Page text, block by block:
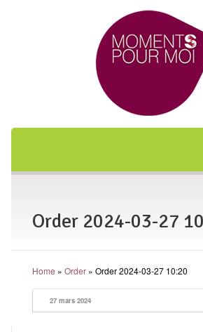
Shiatsu
L’art japonais
Séances
En entreprise
Order 2024-03-27
Home » Order» Order 2024-03-27 10:20
27 mars 2024